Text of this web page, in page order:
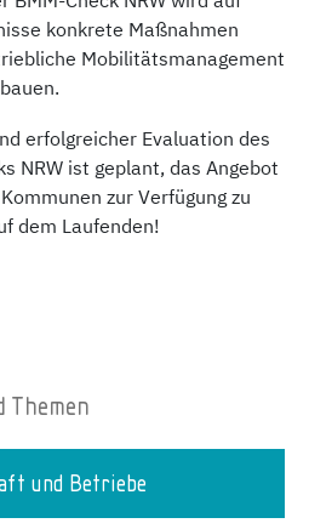
konkrete Maßnahmen
Mobilitätsmanagement
erfolgreicher Evaluation des
NRW ist geplant, das Angebot
zur Verfügung zu
dem Laufenden!
Themen
und Betriebe